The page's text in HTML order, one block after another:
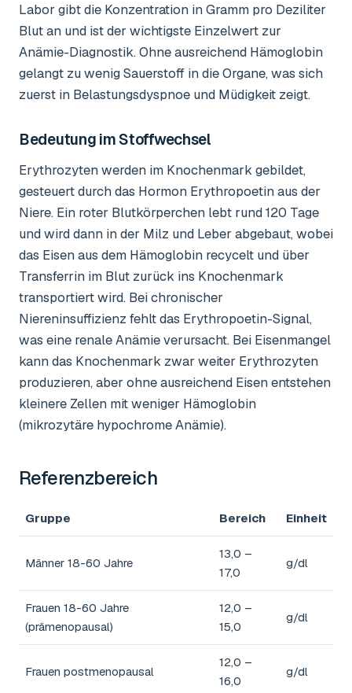
Labor gibt die Konzentration in Gramm pro Deziliter
Blut an und ist der wichtigste Einzelwert zur
Anämie-Diagnostik. Ohne ausreichend Hämoglobin
gelangt zu wenig Sauerstoff in die Organe, was sich
zuerst in Belastungsdyspnoe und Müdigkeit zeigt.
Bedeutung im Stoffwechsel
Erythrozyten werden im Knochenmark gebildet,
gesteuert durch das Hormon Erythropoetin aus der
Niere. Ein roter Blutkörperchen lebt rund 120 Tage
und wird dann in der Milz und Leber abgebaut, wobei
das Eisen aus dem Hämoglobin recycelt und über
Transferrin im Blut zurück ins Knochenmark
transportiert wird. Bei chronischer
Niereninsuffizienz fehlt das Erythropoetin-Signal,
was eine renale Anämie verursacht. Bei Eisenmangel
kann das Knochenmark zwar weiter Erythrozyten
produzieren, aber ohne ausreichend Eisen entstehen
kleinere Zellen mit weniger Hämoglobin
(mikrozytäre hypochrome Anämie).
Referenzbereich
Gruppe Bereich Einheit
Männer 18-60 Jahre
13,0 –
17,0
g/dl
Frauen 18-60 Jahre
(prämenopausal)
12,0 –
15,0
g/dl
Frauen postmenopausal
12,0 –
16,0
g/dl